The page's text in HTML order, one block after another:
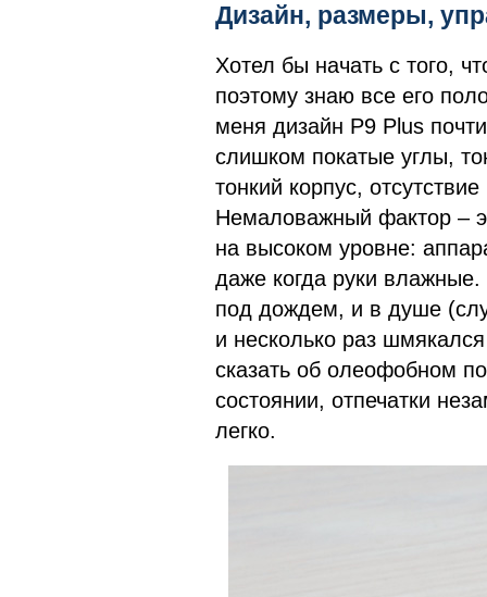
Дизайн, размеры,
Хотел бы начать с того,
поэтому знаю все его
меня дизайн P9 Plus
слишком покатые углы,
тонкий корпус,
Немаловажный фактор –
на высоком уровне:
даже когда руки
под дождем, и в душе
и несколько раз
сказать об олеофобном
состоянии, отпечатки
легко.